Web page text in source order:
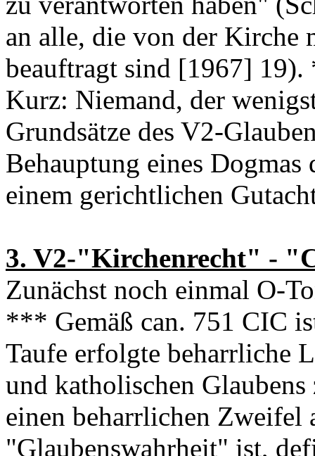
an alle, die von der Kirche
beauftragt sind [1967]
Kurz: Niemand, der
Grundsätze des V2-
Behauptung eines
einem gerichtlichen
3. V2-"Kirchenrecht" -
Zunächst noch einmal O-
*** Gemäß can. 751 CIC
Taufe erfolgte beharrliche
und katholischen
einen beharrlichen Zweifel
"Glaubenswahrheit" ist,